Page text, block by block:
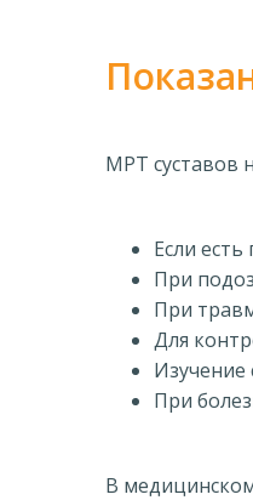
МРТ суставов
Если
При
При
Для
Изучение
При
В